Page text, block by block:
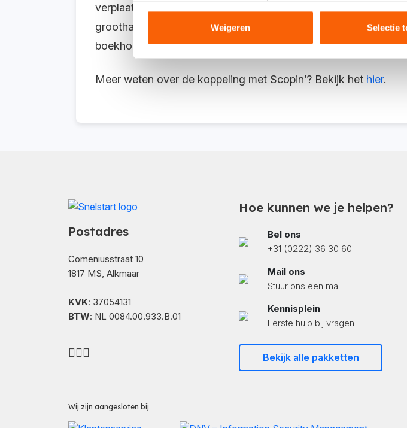
Weigeren Selectie
verplaatst? Met de lot-control en houdbaarheid heb jij in kaart
groothandelaren. Dit alles wordt digitaal geregistreerd en
boekhouding.
Meer weten over de koppeling met Scopin’? Bekijk het hier.
Postadres
Comeniusstraat 10
1817 MS, Alkmaar
KVK: 37054131
BTW: NL 0084.00.933.B.01
Hoe kunnen we je helpen?
Bel ons
+31 (0222) 36 30 60
Mail ons
Stuur ons een mail
Kennisplein
Eerste hulp bij vragen
Bekijk alle pakketten
Wij zijn aangesloten bij